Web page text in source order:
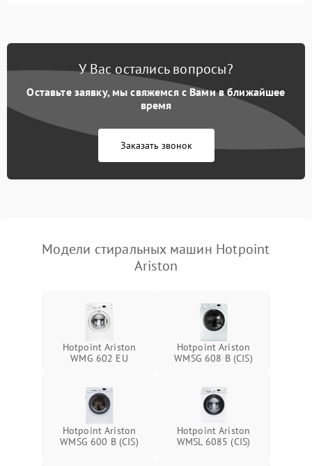
Замена платы управления 2200 ₽ Подробнее →
У Вас остались вопросы?
Оставьте заявку, мы свяжемся с Вами в ближайшее
время
Заказать звонок
Модели стиральных машин Hotpoint
Ariston
Hotpoint Ariston
WMG 602 EU
Hotpoint Ariston
WMSG 608 B (CIS)
Hotpoint Ariston
WMSG 600 B (CIS)
Hotpoint Ariston
WMSL 6085 (CIS)